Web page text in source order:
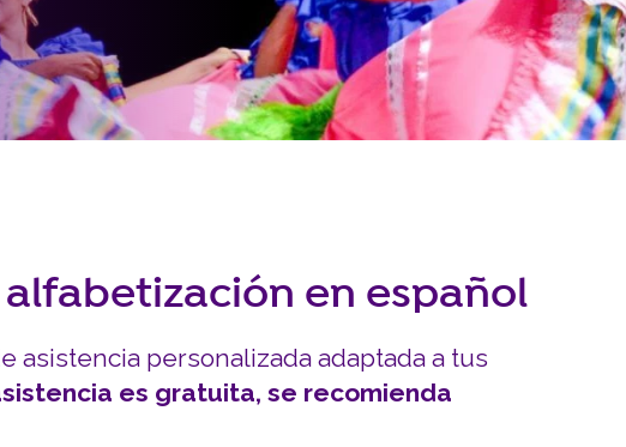
CULTURA
INVOLUCRARSE
Carreras y Pasantías
en español
asistencia personalizada adaptada a tus
es gratuita, se recomienda